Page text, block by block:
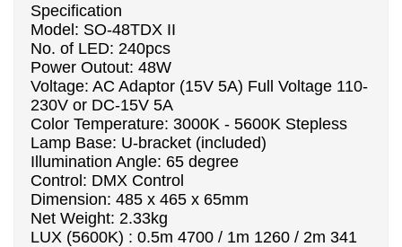
Specification
Model: SO-48TDX II
No. of LED: 240pcs
Power Outout: 48W
Voltage: AC Adaptor (15V 5A) Full Voltage 110-
230V or DC-15V 5A
Color Temperature: 3000K - 5600K Stepless
Lamp Base: U-bracket (included)
Illumination Angle: 65 degree
Control: DMX Control
Dimension: 485 x 465 x 65mm
Net Weight: 2.33kg
LUX (5600K) : 0.5m 4700 / 1m 1260 / 2m 341